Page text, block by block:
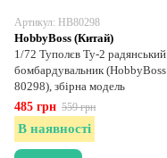
Артикул: HB80298
HobbyBoss (Китай)
1/72 Туполєв Ту-2 радянський
бомбардувальник (HobbyBoss
80298), збірна модель
485 грн 559 грн
В наявності